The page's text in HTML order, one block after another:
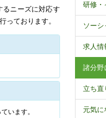
るニーズに対応す
っております。
います。
研修・
ソー
求人情
諸分野
立ち直
元気に